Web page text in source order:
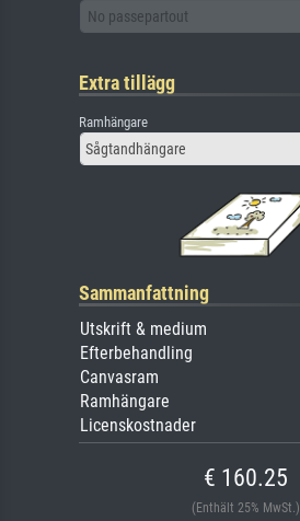
No passepartout
Extra tillägg
Ramhängare
Sågtandhängare
Sammanfattning
Utskrift & medium
Efterbehandling
Canvasram
Ramhängare
Licenskostnader
€ 160.25
(Enthält 25% MwSt.)